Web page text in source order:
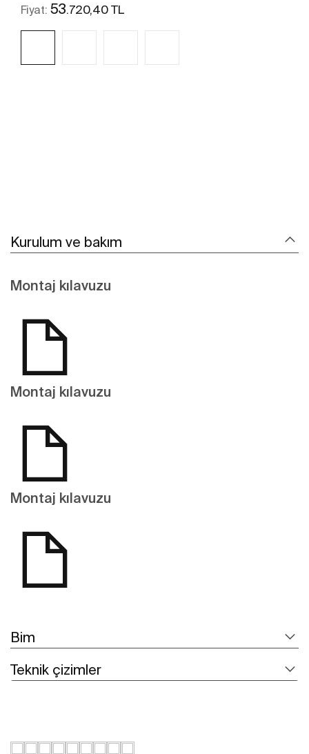
Fiyat: 53.720,40 TL
Kurulum ve bakım
Montaj kılavuzu
Montaj kılavuzu
Montaj kılavuzu
Bim
Teknik çizimler